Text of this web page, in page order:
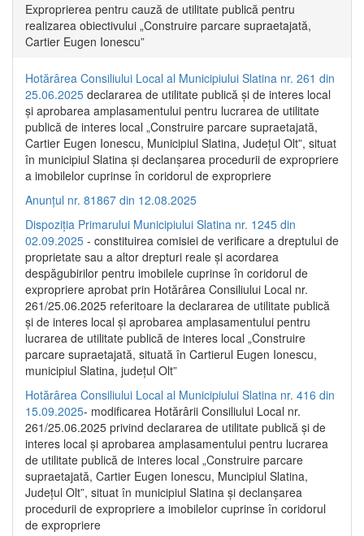
Exproprierea pentru cauză de utilitate publică pentru
realizarea obiectivului „Construire parcare supraetajată,
Cartier Eugen Ionescu”
Hotărârea Consiliului Local al Municipiului Slatina nr. 261 din
25.06.2025 declararea de utilitate publică și de interes local
și aprobarea amplasamentului pentru lucrarea de utilitate
publică de interes local „Construire parcare supraetajată,
Cartier Eugen Ionescu, Municipiul Slatina, Județul Olt”, situat
în municipiul Slatina și declanșarea procedurii de expropriere
a imobilelor cuprinse în coridorul de expropriere
Anunțul nr. 81867 din 12.08.2025
Dispoziția Primarului Municipiului Slatina nr. 1245 din
02.09.2025 - constituirea comisiei de verificare a dreptului de
proprietate sau a altor drepturi reale și acordarea
despăgubirilor pentru imobilele cuprinse în coridorul de
expropriere aprobat prin Hotărârea Consiliului Local nr.
261/25.06.2025 referitoare la declararea de utilitate publică
și de interes local și aprobarea amplasamentului pentru
lucrarea de utilitate publică de interes local „Construire
parcare supraetajată, situată în Cartierul Eugen Ionescu,
municipiul Slatina, județul Olt”
Hotărârea Consiliului Local al Municipiului Slatina nr. 416 din
15.09.2025- modificarea Hotărârii Consiliului Local nr.
261/25.06.2025 privind declararea de utilitate publică și de
interes local și aprobarea amplasamentului pentru lucrarea
de utilitate publică de interes local „Construire parcare
supraetajată, Cartier Eugen Ionescu, Muncipiul Slatina,
Județul Olt”, situat în municipiul Slatina și declanșarea
procedurii de expropriere a imobilelor cuprinse în coridorul
de expropriere